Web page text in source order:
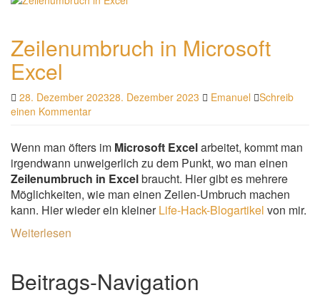
Zeilenumbruch in Microsoft
Excel
28. Dezember 202328. Dezember 2023 Emanuel
Schreib
einen Kommentar
Wenn man öfters im Microsoft Excelarbeitet, kommt man
irgendwann unweigerlich zu dem Punkt, wo man einen
Zeilenumbruch in Excelbraucht. Hier gibt es mehrere
Möglichkeiten, wie man einen Zeilen-Umbruch machen
kann. Hier wieder ein kleinerLife-Hack-Blogartikel von mir.
Weiterlesen
Beitrags-Navigation